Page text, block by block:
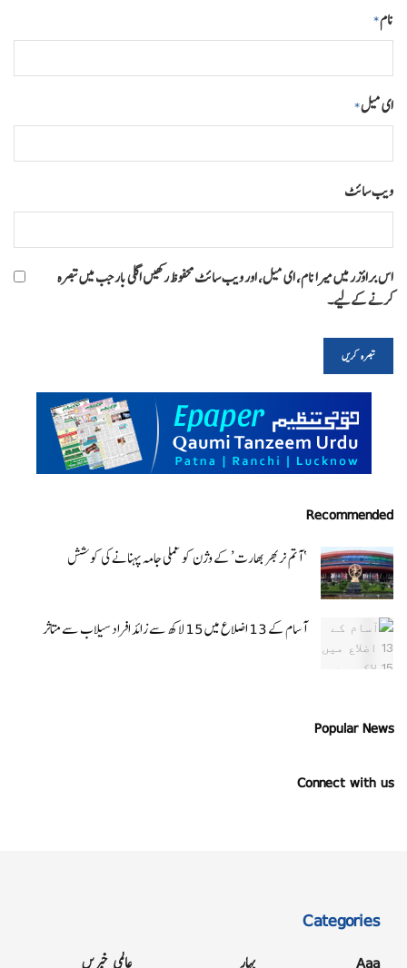
نام*
ای میل*
ویب‌ سائٹ
اس براؤزر میں میرا نام، ای میل، اور ویب سائٹ محفوظ رکھیں اگلی بار جب میں تبصرہ
کرنے کےلیے۔
Recommended
‘ آتم نربھر بھارت’ کے وژن کو عملی جامہ پہنانے کی کوشش
آسام کے 13 اضلاع میں 15 لاکھ سے زائد افراد سیلاب سے متاثر
Popular News
Connect with us
Categories
Aaa بہار عالمی خبریں